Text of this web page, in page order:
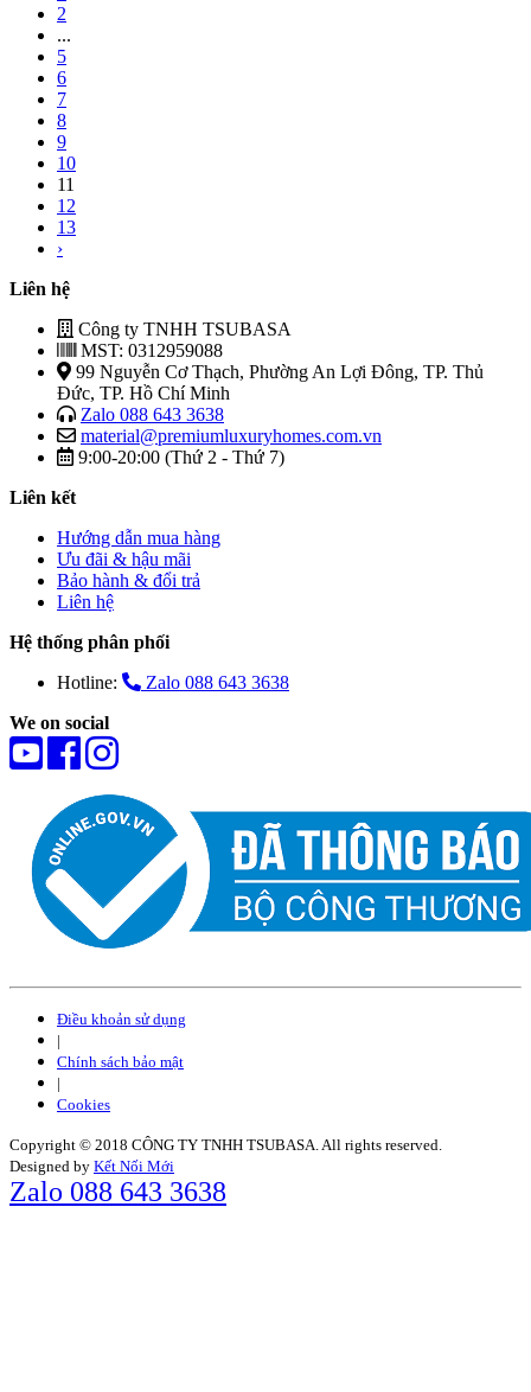
2
...
5
6
7
8
9
10
11
12
13
›
Liên hệ
Công ty TNHH TSUBASA
MST: 0312959088
99 Nguyễn Cơ Thạch, Phường An Lợi Đông, TP. Thủ
Đức, TP. Hồ Chí Minh
Zalo 088 643 3638
material@premiumluxuryhomes.com.vn
9:00-20:00 (Thứ 2 - Thứ 7)
Liên kết
Hướng dẫn mua hàng
Ưu đãi & hậu mãi
Bảo hành & đổi trả
Liên hệ
Hệ thống phân phối
Hotline:
Zalo 088 643 3638
We on social
Điều khoản sử dụng
|
Chính sách bảo mật
|
Cookies
Copyright © 2018 CÔNG TY TNHH TSUBASA. All rights reserved.
Designed by Kết Nối Mới
Zalo 088 643 3638